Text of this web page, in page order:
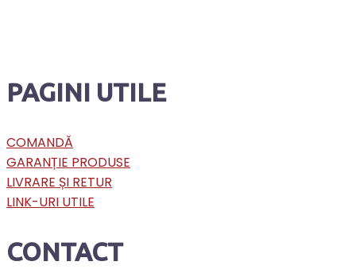
PAGINI UTILE
COMANDĂ
GARANȚIE PRODUSE
LIVRARE ȘI RETUR
LINK-URI UTILE
CONTACT